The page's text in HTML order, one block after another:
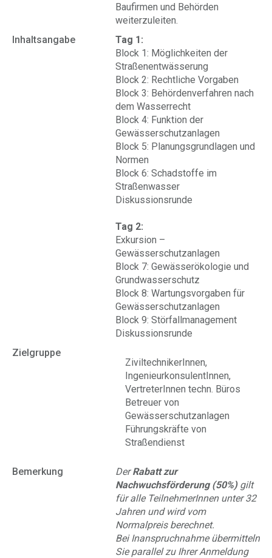
Baufirmen und Behörden
weiterzuleiten.
Inhaltsangabe
Tag 1:
Block 1: Möglichkeiten der
Straßenentwässerung
Block 2: Rechtliche Vorgaben
Block 3: Behördenverfahren nach
dem Wasserrecht
Block 4: Funktion der
Gewässerschutzanlagen
Block 5: Planungsgrundlagen und
Normen
Block 6: Schadstoffe im
Straßenwasser
Diskussionsrunde
Tag 2:
Exkursion –
Gewässerschutzanlagen
Block 7: Gewässerökologie und
Grundwasserschutz
Block 8: Wartungsvorgaben für
Gewässerschutzanlagen
Block 9: Störfallmanagement
Diskussionsrunde
Zielgruppe
ZiviltechnikerInnen,
IngenieurkonsulentInnen,
VertreterInnen techn. Büros
Betreuer von
Gewässerschutzanlagen
Führungskräfte von
Straßendienst
Bemerkung DerRabatt zur
Nachwuchsförderung (50%)gilt
für alle TeilnehmerInnen unter 32
Jahren und wird vom
Normalpreis berechnet.
Bei Inanspruchnahme übermitteln
Sie parallel zu Ihrer Anmeldung